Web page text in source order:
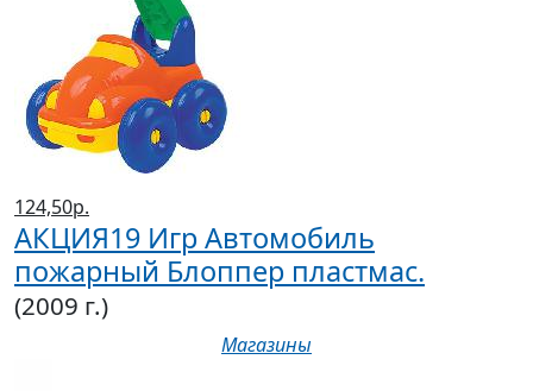
124,50р.
АКЦИЯ19 Игр Автомобиль
пожарный Блоппер пластмас.
(2009 г.)
Магазины